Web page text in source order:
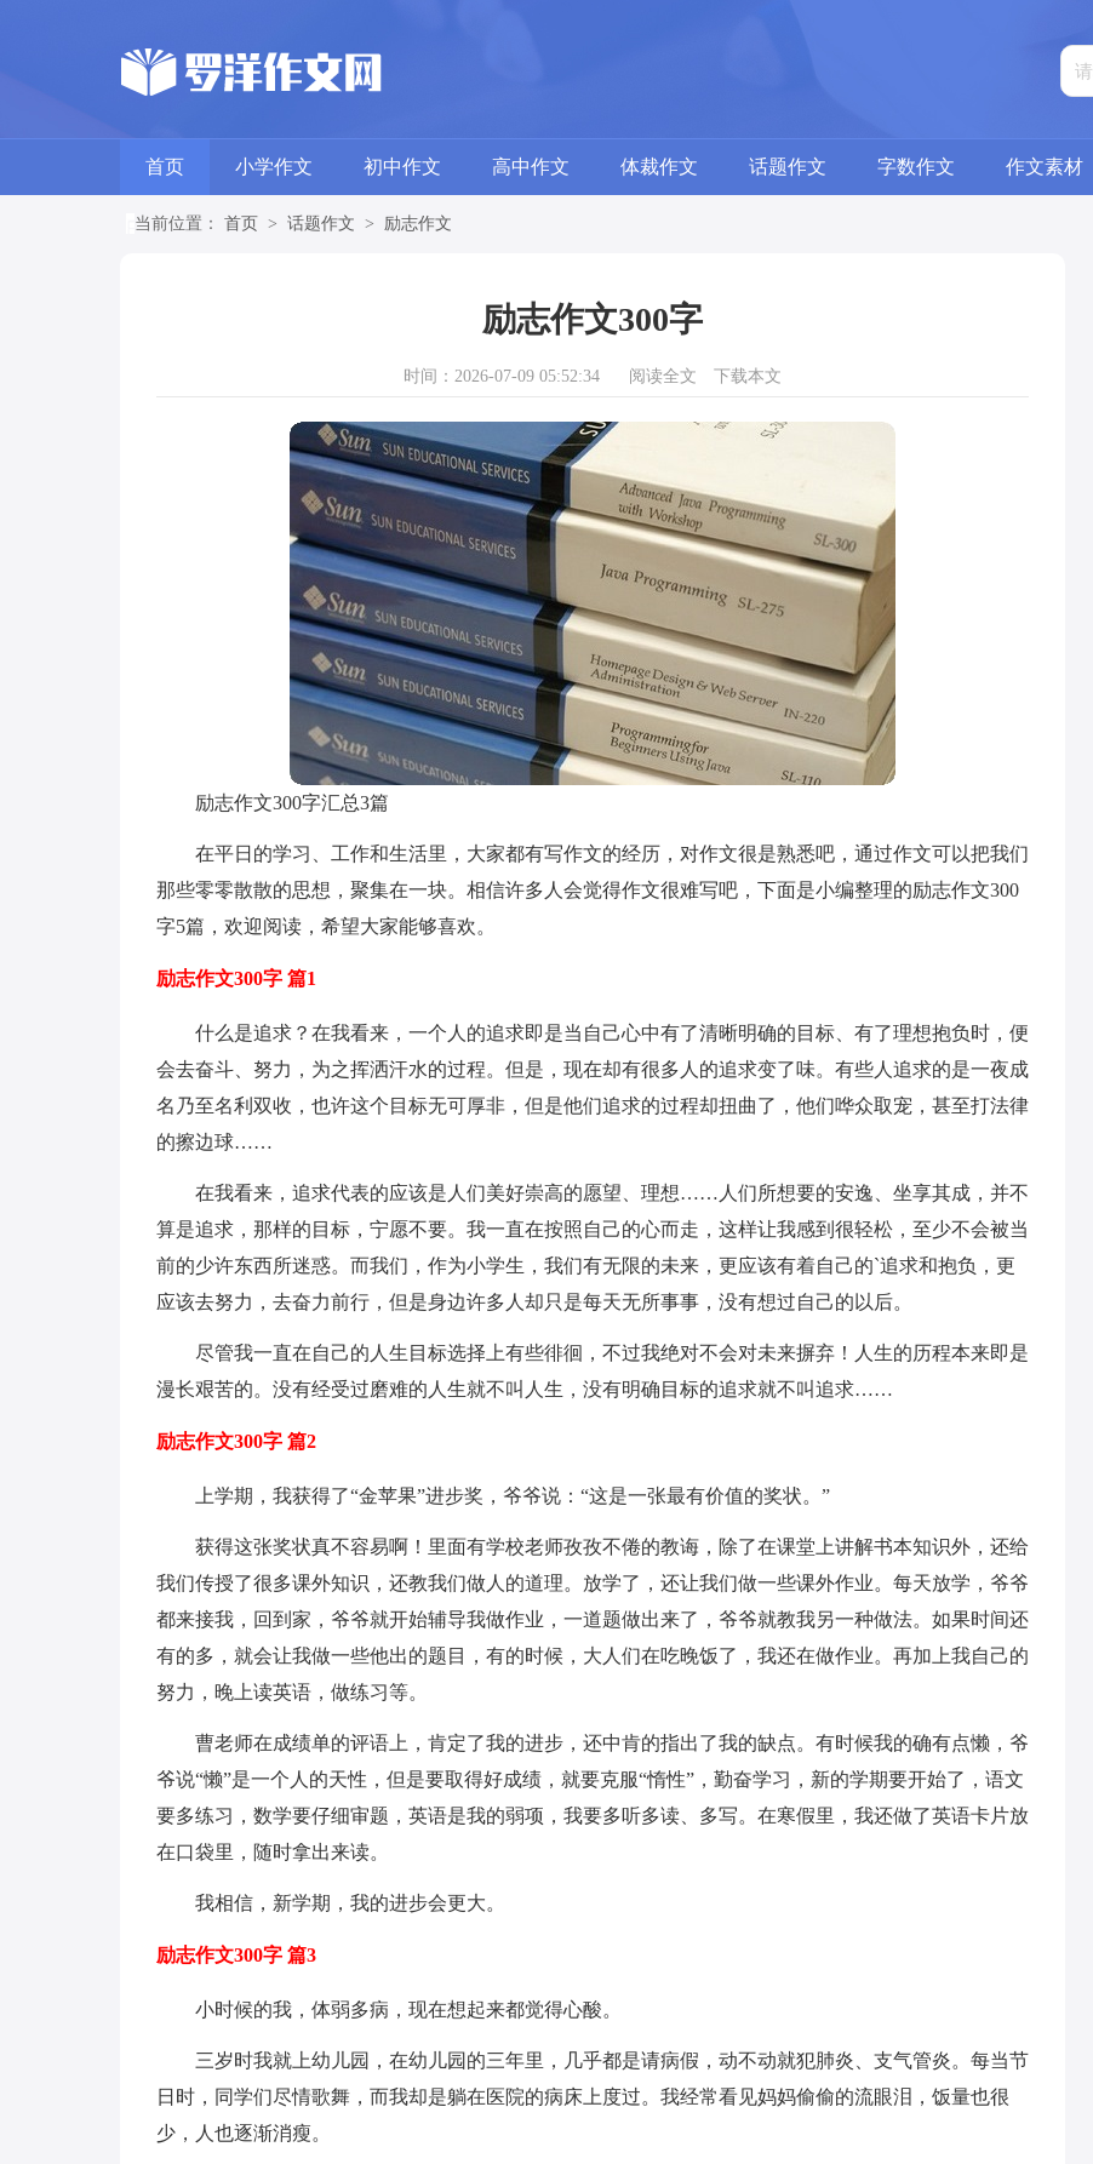
首页 小学作文 初中作文 高中作文 体裁作文 话题作文 字数作文 作文素材
当前位置： 首页 > 话题作文 > 励志作文
励志作文300字
时间：2026-07-09 05:52:34 阅读全文 下载本文
励志作文300字汇总3篇
在平日的学习、工作和生活里，大家都有写作文的经历，对作文很是熟悉吧，通过作文可以把我们
那些零零散散的思想，聚集在一块。相信许多人会觉得作文很难写吧，下面是小编整理的励志作文300
字5篇，欢迎阅读，希望大家能够喜欢。
励志作文300字 篇1
什么是追求？在我看来，一个人的追求即是当自己心中有了清晰明确的目标、有了理想抱负时，便
会去奋斗、努力，为之挥洒汗水的过程。但是，现在却有很多人的追求变了味。有些人追求的是一夜成
名乃至名利双收，也许这个目标无可厚非，但是他们追求的过程却扭曲了，他们哗众取宠，甚至打法律
的擦边球……
在我看来，追求代表的应该是人们美好崇高的愿望、理想……人们所想要的安逸、坐享其成，并不
算是追求，那样的目标，宁愿不要。我一直在按照自己的心而走，这样让我感到很轻松，至少不会被当
前的少许东西所迷惑。而我们，作为小学生，我们有无限的未来，更应该有着自己的`追求和抱负，更
应该去努力，去奋力前行，但是身边许多人却只是每天无所事事，没有想过自己的以后。
尽管我一直在自己的人生目标选择上有些徘徊，不过我绝对不会对未来摒弃！人生的历程本来即是
漫长艰苦的。没有经受过磨难的人生就不叫人生，没有明确目标的追求就不叫追求……
励志作文300字 篇2
上学期，我获得了“金苹果”进步奖，爷爷说：“这是一张最有价值的奖状。”
获得这张奖状真不容易啊！里面有学校老师孜孜不倦的教诲，除了在课堂上讲解书本知识外，还给
我们传授了很多课外知识，还教我们做人的道理。放学了，还让我们做一些课外作业。每天放学，爷爷
都来接我，回到家，爷爷就开始辅导我做作业，一道题做出来了，爷爷就教我另一种做法。如果时间还
有的多，就会让我做一些他出的题目，有的时候，大人们在吃晚饭了，我还在做作业。再加上我自己的
努力，晚上读英语，做练习等。
曹老师在成绩单的评语上，肯定了我的进步，还中肯的指出了我的缺点。有时候我的确有点懒，爷
爷说“懒”是一个人的天性，但是要取得好成绩，就要克服“惰性”，勤奋学习，新的学期要开始了，语文
要多练习，数学要仔细审题，英语是我的弱项，我要多听多读、多写。在寒假里，我还做了英语卡片放
在口袋里，随时拿出来读。
我相信，新学期，我的进步会更大。
励志作文300字 篇3
小时候的我，体弱多病，现在想起来都觉得心酸。
三岁时我就上幼儿园，在幼儿园的三年里，几乎都是请病假，动不动就犯肺炎、支气管炎。每当节
日时，同学们尽情歌舞，而我却是躺在医院的病床上度过。我经常看见妈妈偷偷的流眼泪，饭量也很
少，人也逐渐消瘦。